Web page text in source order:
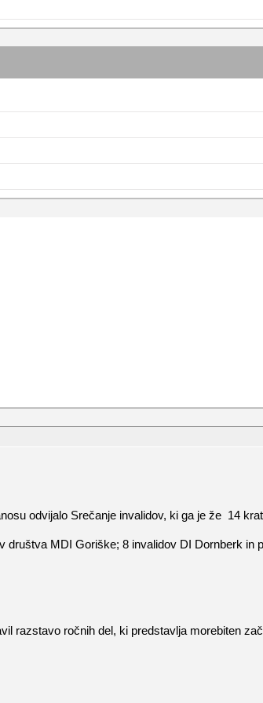
odvijalo Srečanje invalidov, ki ga je že 14
društva MDI Goriške; 8 invalidov DI Dornberk
razstavo ročnih del, ki predstavlja morebiten